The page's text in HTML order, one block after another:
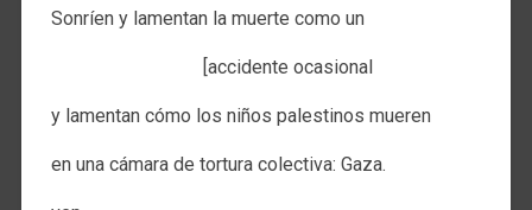
Sonríen y lamentan la muerte como un
[accidente ocasional
y lamentan cómo los niños palestinos mueren
en una cámara de tortura colectiva: Gaza.